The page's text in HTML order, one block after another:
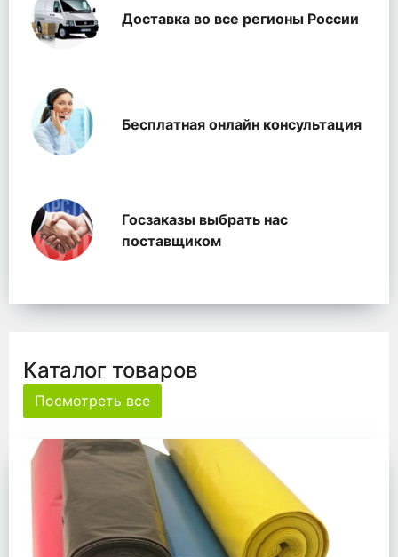
Доставка во все регионы России
Бесплатная онлайн консультация
Госзаказы выбрать нас
поставщиком
Каталог товаров
Посмотреть все